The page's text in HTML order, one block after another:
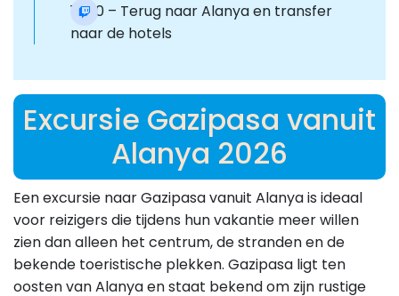
17:00 – Terug naar Alanya en transfer
naar de hotels
Excursie Gazipasa vanuit
Alanya 2026
Een excursie naar Gazipasa vanuit Alanya is ideaal
voor reizigers die tijdens hun vakantie meer willen
zien dan alleen het centrum, de stranden en de
bekende toeristische plekken. Gazipasa ligt ten
oosten van Alanya en staat bekend om zijn rustige